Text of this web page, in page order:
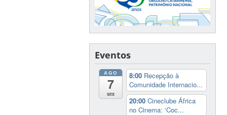
Eventos
AGO
7
sex
8:00 Recepção à
Comunidade Internacio...
20:00Cineclube África
no Cinema: ‘Coc...